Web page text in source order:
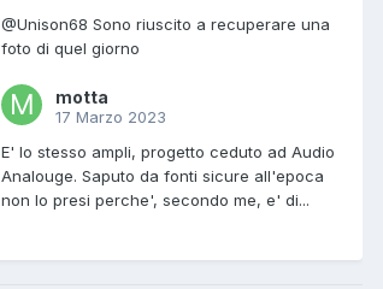
@Unison68 Sono riuscito a recuperare una
foto di quel giorno
motta
17 Marzo 2023
E' lo stesso ampli, progetto ceduto ad Audio
Analouge. Saputo da fonti sicure all'epoca
non lo presi perche', secondo me, e' di...